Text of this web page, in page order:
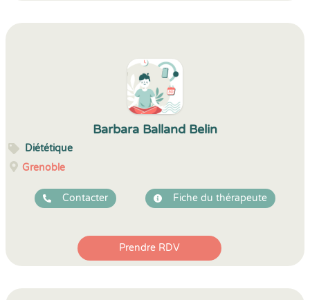
Barbara Balland Belin
Diététique
Grenoble
Contacter Fiche du thérapeute
Prendre RDV